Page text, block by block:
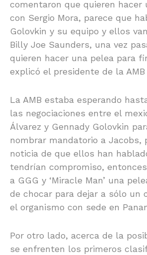
comentaron que quieren hacer
con Sergio Mora, parece que
Golovkin y su equipo y ellos
Billy Joe Saunders, una vez
quieren hacer una pelea para
explicó el presidente de la
La AMB estaba esperando
las negociaciones entre el
Álvarez y Gennady Golovkin
nombrar mandatorio a Jacobs,
noticia de que ellos han
tendrían compromiso,
a GGG y ‘Miracle Man’ una
de chocar para dejar a sólo un
el organismo con sede en
Por otro lado, acerca de la
se enfrenten los primeros